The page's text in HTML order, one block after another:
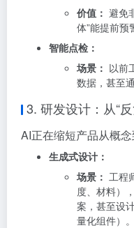
价值： 避免
体”能提前预
智能点检：
场景： 以前
数据，甚至
3. 研发设计：从“
AI正在缩短产品从概念
生成式设计：
场景： 工程
度、材料）
案，甚至设
量化组件） 。